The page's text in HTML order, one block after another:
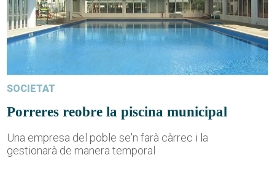
SOCIETAT
Porreres reobre la piscina municipal
Una empresa del poble se'n farà càrrec i la
gestionarà de manera temporal